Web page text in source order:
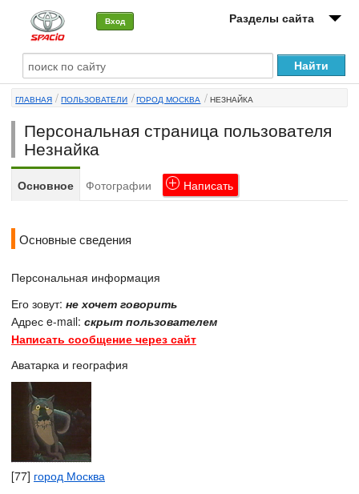
Вход Разделы сайта
О машине
Автоклуб
Форумы
Сервисы и услуги
ГЛАВНАЯ ПОЛЬЗОВАТЕЛИ ГОРОД МОСКВА НЕЗНАЙКА
Персональная страница пользователя
Незнайка
Основное Фотографии Написать
Основные сведения
Персональная информация
Его зовут: не хочет говорить
Адрес e-mail: скрыт пользователем
Написать сообщение через сайт
Аватарка и география
[77] город Москва